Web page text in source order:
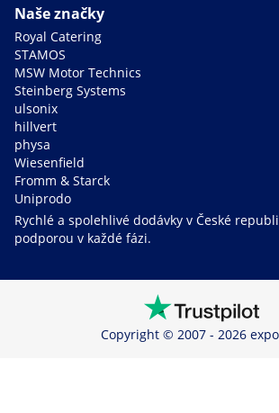
Naše značky
Royal Catering
STAMOS
MSW Motor Technics
Steinberg Systems
ulsonix
hillvert
physa
Wiesenfield
Fromm & Starck
Uniprodo
Rychlé a spolehlivé dodávky v České
podporou v každé fázi.
Copyright © 2007 - 2026